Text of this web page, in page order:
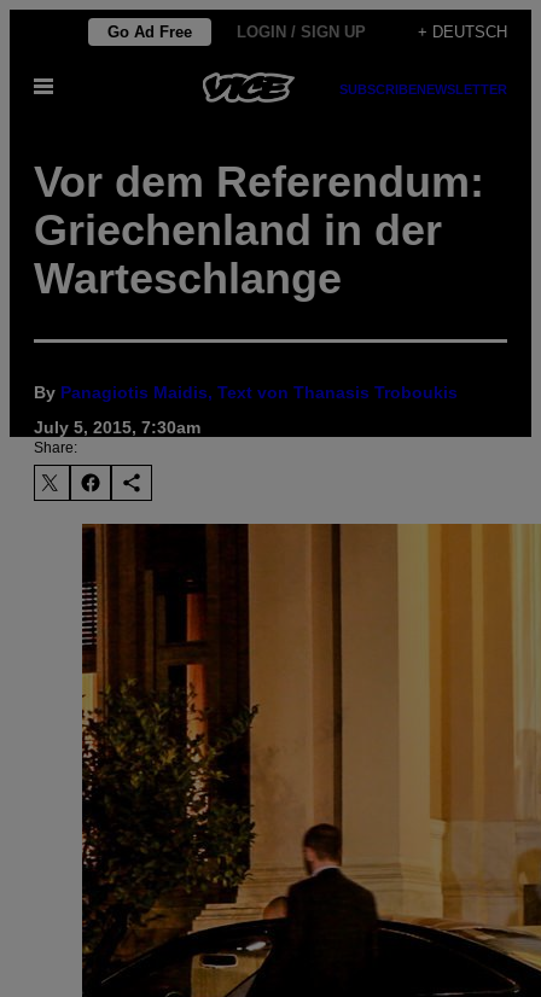
content
Go Ad Free LOGIN / SIGN UP + DEUTSCH
Open
SUBSCRIBENEWSLETTER
Vor dem Referendum:
Griechenland in der
Warteschlange
By Panagiotis Maidis, Text von Thanasis Troboukis
July 5, 2015, 7:30am
Share: